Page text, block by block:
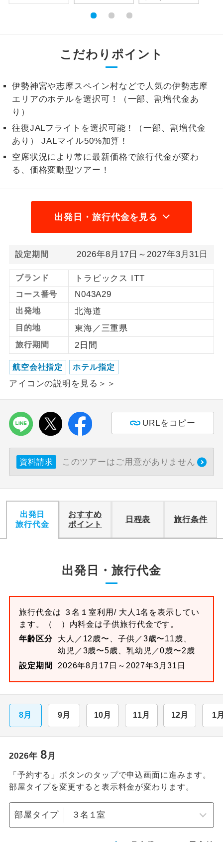
こだわりポイント
伊勢神宮や志摩スペイン村などで人気の伊勢志摩
エリアのホテルを選択可！（一部、割増代金あ
り）
往復JALフライトを選択可能！（一部、割増代金
あり） JALマイル50%加算！
空席状況により常に最新価格で旅行代金が変わ
る、価格変動型ツアー！
出発日・旅行代金を見る
設定期間 2026年8月17日～2027年3月31日
ブランド トラピックス ITT
コース番号 N043A29
出発地 北海道
目的地 東海／三重県
旅行期間 2日間
航空会社指定 ホテル指定
アイコンの説明を見る＞＞
URLをコピー
資料請求 このツアーはご用意がありません
出発日
旅行代金
おすすめ
ポイント
日程表 旅行条件
出発日・旅行代金
旅行代金は ３名１室利用/ 大人1名を表示してい
ます。
（ ）内料金は子供旅行代金です。
年齢区分
大人／12歳〜、子供／3歳〜11歳、
幼児／3歳〜5歳、乳幼児／0歳〜2歳
設定期間
2026年8月17日～2027年3月31日
8月 9月 10月 11月 12月 1
2026年 8月
「予約する」ボタンのタップで申込画面に進みます。
部屋タイプを変更すると表示料金が変わります。
部屋タイプ
す。
加限定
ご夫婦限定
ご夫婦限定でご参加いただけるコースで
女性限定
女性限定でご参加いただけるコースで
す。
年齢制限あり
ご参加にあたり年齢に制限があるコース
です。
画にとても便利です。
ご紹介するホテルを指定したコースで
す。
おひとり様バ
おひとり様でバス席を2席利⽤できま